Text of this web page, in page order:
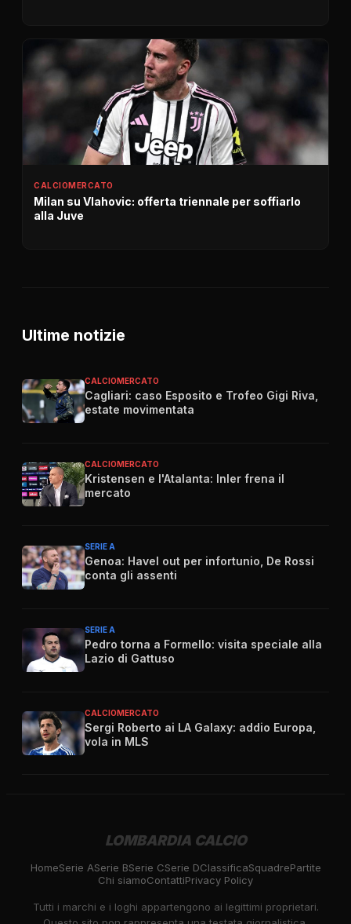
CALCIOMERCATO
Milan su Vlahovic: offerta triennale per soffiarlo
alla Juve
Ultime notizie
CALCIOMERCATO
Cagliari: caso Esposito e Trofeo Gigi Riva,
estate movimentata
CALCIOMERCATO
Kristensen e l'Atalanta: Inler frena il
mercato
SERIE A
Genoa: Havel out per infortunio, De Rossi
conta gli assenti
SERIE A
Pedro torna a Formello: visita speciale alla
Lazio di Gattuso
CALCIOMERCATO
Sergi Roberto ai LA Galaxy: addio Europa,
vola in MLS
LOMBARDIA CALCIO
HomeSerie ASerie BSerie CSerie DClassificaSquadrePartite
Chi siamoContattiPrivacy Policy
Tutti i marchi e i loghi appartengono ai legittimi proprietari.